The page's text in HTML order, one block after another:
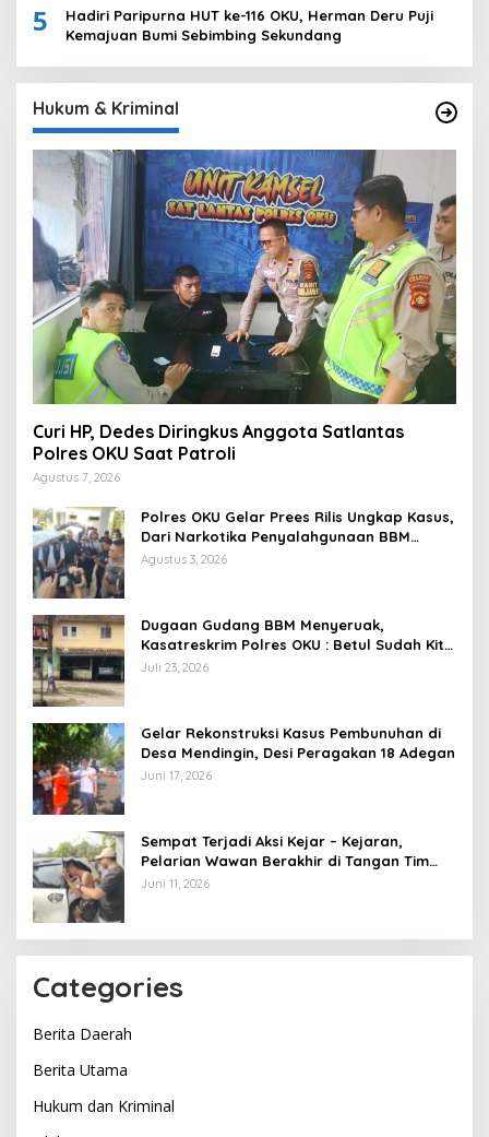
5
Hadiri Paripurna HUT ke-116 OKU, Herman Deru Puji
Kemajuan Bumi Sebimbing Sekundang
Hukum & Kriminal
Curi HP, Dedes Diringkus Anggota Satlantas
Polres OKU Saat Patroli
Agustus 7, 2026
Polres OKU Gelar Prees Rilis Ungkap Kasus,
Dari Narkotika Penyalahgunaan BBM
Hingga Kasus Korupsi
Agustus 3, 2026
Dugaan Gudang BBM Menyeruak,
Kasatreskrim Polres OKU : Betul Sudah Kita
Pasang Police Line
Juli 23, 2026
Gelar Rekonstruksi Kasus Pembunuhan di
Desa Mendingin, Desi Peragakan 18 Adegan
Juni 17, 2026
Sempat Terjadi Aksi Kejar – Kejaran,
Pelarian Wawan Berakhir di Tangan Tim
Opsnal Polsek Lubuk Batang, Kaki
Juni 11, 2026
Categories
Berita Daerah
Berita Utama
Hukum dan Kriminal